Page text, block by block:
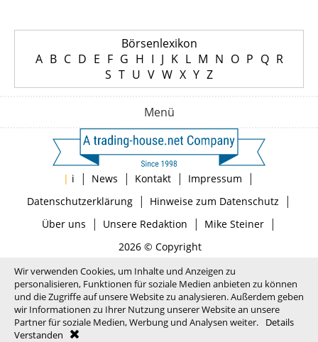
Börsenlexikon
A B C D E F G H I J K L M N O P Q R
S T U V W X Y Z
Menü
| i | News | Kontakt | Impressum |
Datenschutzerklärung| Hinweise zum Datenschutz |
Über uns | Unsere Redaktion | Mike Steiner|
2026 © Copyright
Wir verwenden Cookies, um Inhalte und Anzeigen zu
personalisieren, Funktionen für soziale Medien anbieten zu können
und die Zugriffe auf unsere Website zu analysieren. Außerdem geben
wir Informationen zu Ihrer Nutzung unserer Website an unsere
Partner für soziale Medien, Werbung und Analysen weiter.
Details
Verstanden